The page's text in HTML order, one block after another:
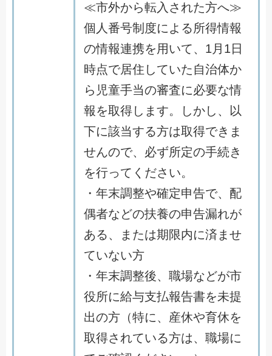
≪市外から転入された方へ≫
個人番号制度による所得情報
の情報連携を用いて、1月1日
時点で居住していた自治体か
ら児童手当の審査に必要な情
報を取得します。しかし、以
下に該当する方は取得できま
せんので、必ず所定の手続き
を行ってください。
・年末調整や確定申告で、配
偶者などの扶養の申告漏れが
ある、または期限内に済ませ
ていない方
・年末調整後、職場などが市
役所に給与支払報告書を未提
出の方（特に、産休や育休を
取得されている方は、職場に